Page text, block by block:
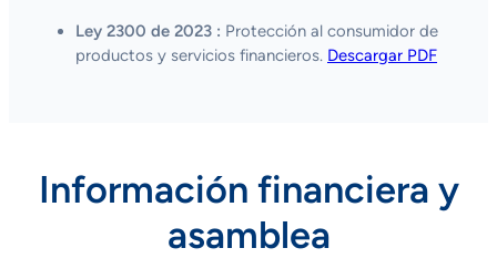
Ley 2300 de 2023 : Protección al consumidor de
productos y servicios financieros. Descargar PDF
Información financiera y
asamblea